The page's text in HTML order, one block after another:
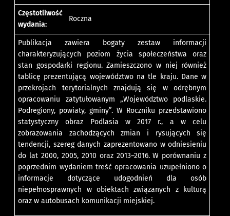
Częstotliwość
wydania:
Roczna
Publikacja zawiera bogaty zestaw informacji
charakteryzujących poziom życia społeczeństwa oraz
stan gospodarki regionu. Zamieszczono w niej również
tablicę prezentującą województwo na tle kraju. Dane w
przekrojach terytorialnych znajdują się w odrębnym
opracowaniu zatytułowanym „Województwo podlaskie.
Podregiony, powiaty, gminy”. W Roczniku przedstawiono
statystyczny obraz Podlasia w 2017 r., a w celu
zobrazowania zachodzących zmian i rysujących się
tendencji, szereg danych zaprezentowano w odniesieniu
do lat 2000, 2005, 2010 oraz 2013–2016. W porównaniu z
poprzednim wydaniem treść opracowania uzupełniono o
informacje dotyczące udogodnień dla osób
niepełnosprawnych w obiektach związanych z kulturą
oraz w autobusach komunikacji miejskiej.